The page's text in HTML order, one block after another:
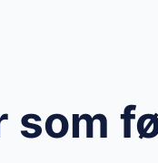
som